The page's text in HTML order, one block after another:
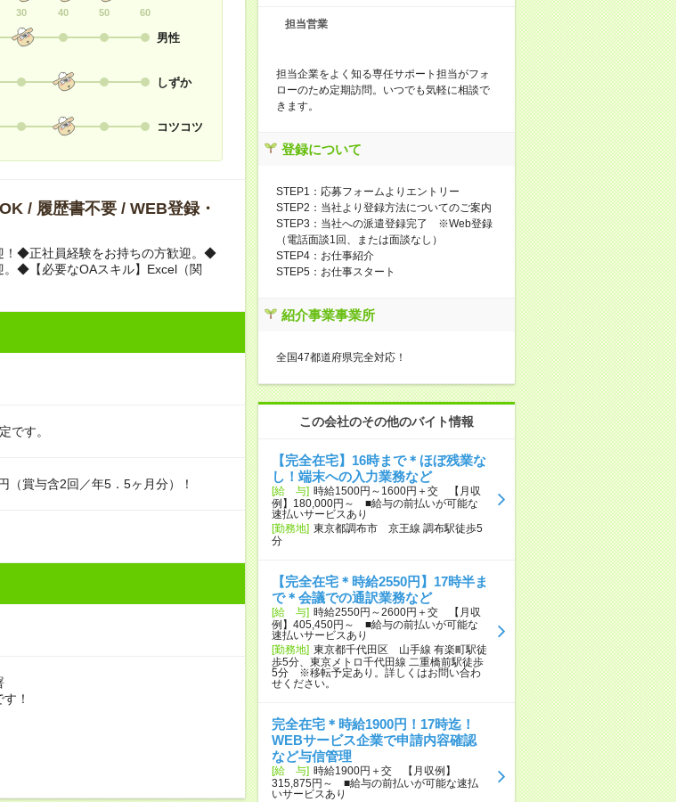
30 40 50 60
男性
しずか
コツコツ
/ 履歴書不要 / WEB登録・
◆正社員経験をお持ちの方歓迎。◆
◆【必要なOAスキル】Excel（関
です。
（賞与含2回／年5．5ヶ月分）！
！
担当営業
担当企業をよく知る専任サポート担当がフォ
ローのため定期訪問。いつでも気軽に相談で
きます。
登録について
STEP1：応募フォームよりエントリー
STEP2：当社より登録方法についてのご案内
STEP3：当社への派遣登録完了 ※Web登録
（電話面談1回、または面談なし）
STEP4：お仕事紹介
STEP5：お仕事スタート
紹介事業事業所
全国47都道府県完全対応！
この会社のその他のバイト情報
【完全在宅】16時まで＊ほぼ残業な
し！端末への入力業務など
[給 与] 時給1500円～1600円＋交 【月収
例】180,000円～ ■給与の前払いが可能な
速払いサービスあり
[勤務地] 東京都調布市 京王線 調布駅徒歩5
分
【完全在宅＊時給2550円】17時半ま
で＊会議での通訳業務など
[給 与] 時給2550円～2600円＋交 【月収
例】405,450円～ ■給与の前払いが可能な
速払いサービスあり
[勤務地] 東京都千代田区 山手線 有楽町駅徒
歩5分、東京メトロ千代田線 二重橋前駅徒歩
5分 ※移転予定あり。詳しくはお問い合わ
せください。
完全在宅＊時給1900円！17時迄！
WEBサービス企業で申請内容確認
など与信管理
[給 与] 時給1900円＋交 【月収例】
315,875円～ ■給与の前払いが可能な速払
いサービスあり